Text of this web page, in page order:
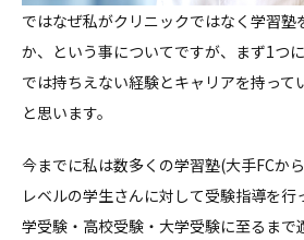
ではなぜ私がクリニックではなく学習塾
か、という事についてですが、まず1つ
では持ちえない経験とキャリアを持って
と思います。
今までに私は数多くの学習塾(大手FCか
レベルの学生さんに対して受験指導を行
学受験・高校受験・大学受験に至るまで